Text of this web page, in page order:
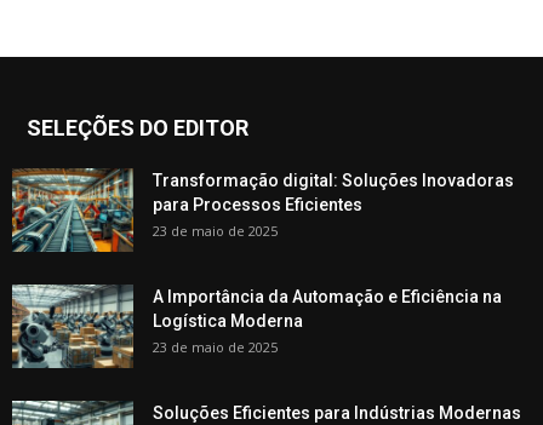
SELEÇÕES DO EDITOR
Transformação digital: Soluções Inovadoras
para Processos Eficientes
23 de maio de 2025
A Importância da Automação e Eficiência na
Logística Moderna
23 de maio de 2025
Soluções Eficientes para Indústrias Modernas